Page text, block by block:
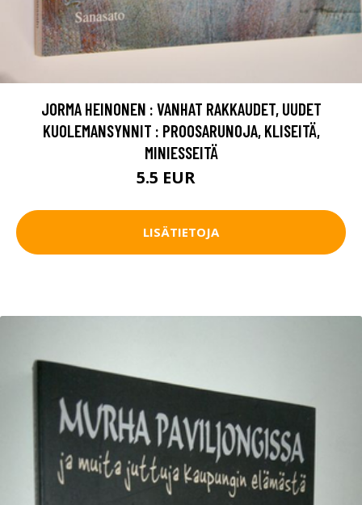
JORMA HEINONEN : VANHAT RAKKAUDET, UUDET
KUOLEMANSYNNIT : PROOSARUNOJA, KLISEITÄ,
MINIESSEITÄ
5.5 EUR
LISÄTIETOJA